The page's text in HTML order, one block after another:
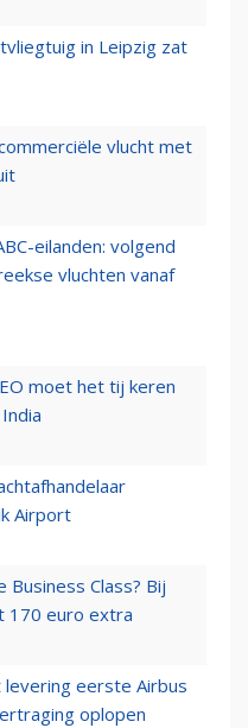
in Leipzig zat
vlucht met
eilanden: volgend
vluchten vanaf
moet het tij keren
Airport
Business Class? Bij
170 euro extra
levering eerste Airbus
oplopen